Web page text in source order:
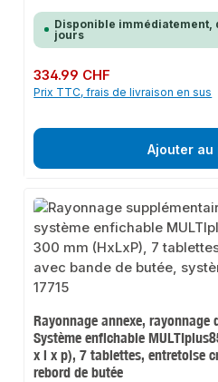
Disponible immédiatement,
jours
Prix régulier :
334.99 CHF
Prix TTC, frais de livraison en sus
Ajouter au
Rayonnage annexe, rayonnage
Système enfichable
x l x p), 7 tablettes, entretoise
rebord de butée